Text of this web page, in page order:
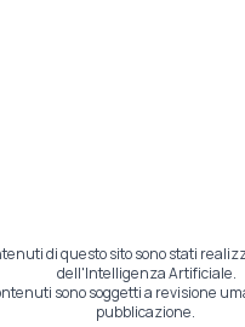
di questo sito sono stati
dell'Intelligenza Artificiale.
sono soggetti a revisione
pubblicazione.